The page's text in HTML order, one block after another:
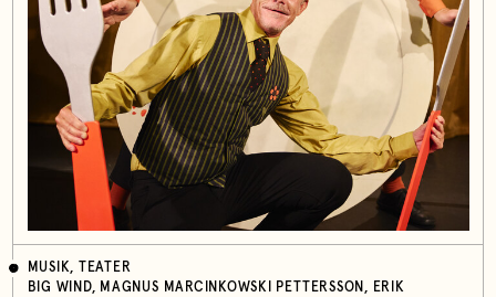
MUSIK, TEATER
BIG WIND, MAGNUS MARCINKOWSKI PETTERSSON, ERIK